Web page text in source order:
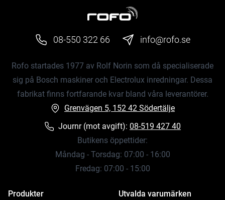
08-550 322 66 info@rofo.se
Rofo startades 1977 av Rolf Norin som då specialiserade
sig på Bosch maskiner och Electrolux inredningar. Dessa
fabrikat finns fortfarande kvar bland våra leverantörer.
Grenvägen 5, 152 42 Södertälje
Journr (mot avgift): 08-519 427 40
Butikens öppettider:
Måndag - Torsdag: 07:00 - 16:00
Fredag: 07:00 - 15:00
Produkter
Utvalda varumärken